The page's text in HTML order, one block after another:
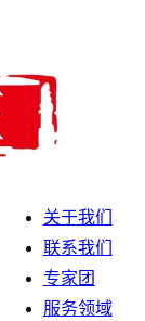
关于我们
联系我们
专家团
服务领域